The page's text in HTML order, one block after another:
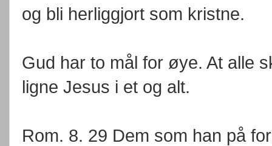
og bli herliggjort som kristne.
Gud har to mål for øye. At alle
ligne Jesus i et og alt.
Rom. 8. 29 Dem som han på